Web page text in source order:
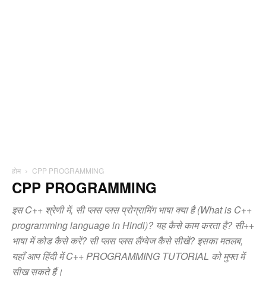
होम CPP PROGRAMMING
CPP PROGRAMMING
इस C++ श्रेणी में, सी प्लस प्लस प्रोग्रामिंग भाषा क्या है (What is C++
programming language in Hindi)? यह कैसे काम करता है? सी++
भाषा में कोड कैसे करें? सी प्लस प्लस लैंग्वेज कैसे सीखें? इसका मतलब,
यहाँ आप हिंदी में C++ PROGRAMMING TUTORIAL को मुफ्त में
सीख सकते हैं।